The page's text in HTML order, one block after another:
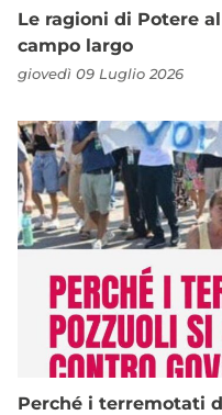
Le ragioni di Potere
campo largo
giovedì 09 Luglio 2026
Perché i terremotati